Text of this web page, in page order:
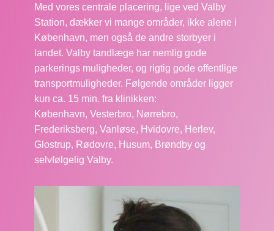
Med vores centrale placering, lige ved Valby
Station, dækker vi mange områder, ikke alene i
København, men også de andre storbyer i
landet. Valby tandlæge har nemlig gode
parkerings muligheder, og rigtig gode offentlige
transportmuligheder. Følgende områder ligger
kun ca. 15 min. fra klinikken:
København, Vesterbro, Nørrebro,
Frederiksberg, Vanløse, Hvidovre, Herlev,
Glostrup, Rødovre, Husum, Brøndby og
selvfølgelig Valby.